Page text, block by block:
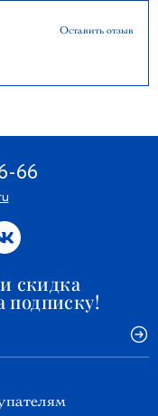
Оставить отзыв
66
скидка
подписку!